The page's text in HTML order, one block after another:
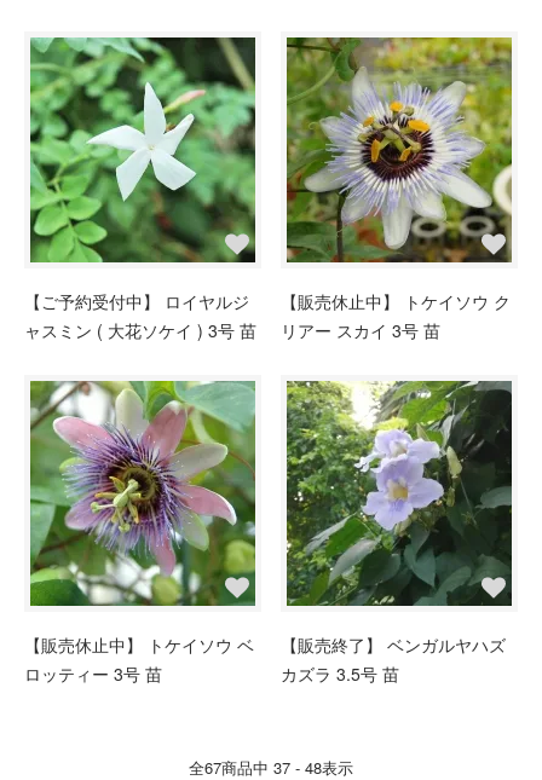
【ご予約受付中】 ロイヤルジ
ャスミン ( 大花ソケイ ) 3号 苗
【販売休止中】 トケイソウ ク
リアー スカイ 3号 苗
【販売休止中】 トケイソウ ベ
ロッティー 3号 苗
【販売終了】 ベンガルヤハズ
カズラ 3.5号 苗
全67商品中 37 - 48表示